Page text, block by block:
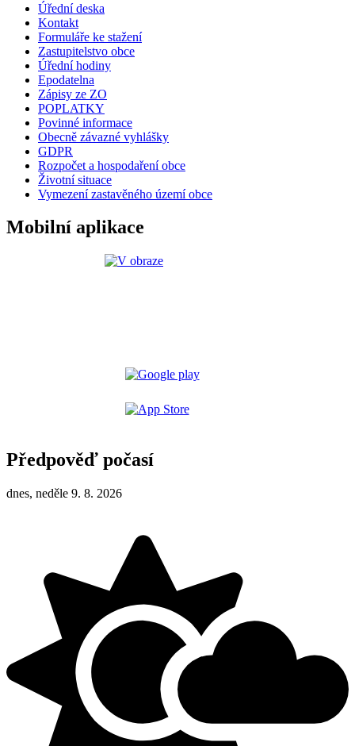
Úřední deska
Kontakt
Formuláře ke stažení
Zastupitelstvo obce
Úřední hodiny
Epodatelna
Zápisy ze ZO
POPLATKY
Povinné informace
Obecně závazné vyhlášky
GDPR
Rozpočet a hospodaření obce
Životní situace
Vymezení zastavěného území obce
Mobilní aplikace
Předpověď počasí
dnes, neděle 9. 8. 2026